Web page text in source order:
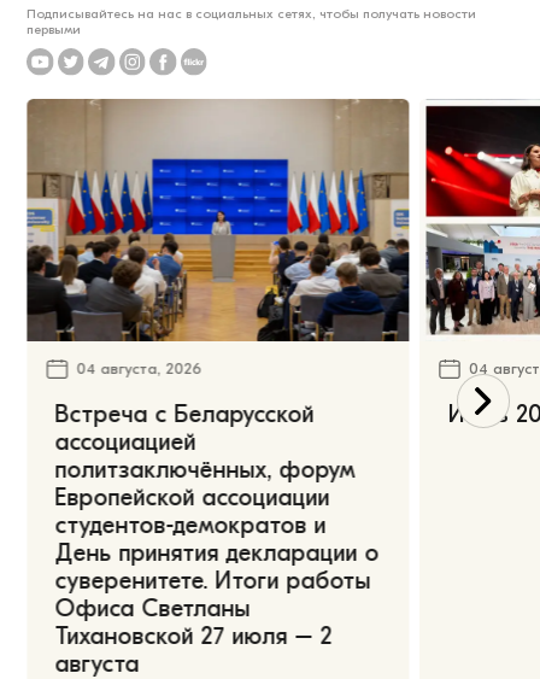
Подписывайтесь на нас в социальных сетях, чтобы получать новости
первыми
04 августа, 2026
Встреча с Беларусской
ассоциацией
политзаключённых, форум
Европейской ассоциации
студентов-демократов и
День принятия декларации о
суверенитете. Итоги работы
Офиса Светланы
Тихановской 27 июля – 2
августа
04
Июль